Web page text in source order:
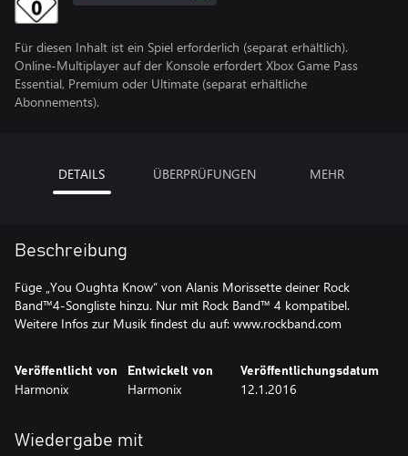
Für diesen Inhalt ist ein Spiel erforderlich (separat erhältlich).
Online-Multiplayer auf der Konsole erfordert Xbox Game Pass
Essential, Premium oder Ultimate (separat erhältliche
Abonnements).
DETAILS ÜBERPRÜFUNGEN MEHR
Beschreibung
Füge „You Oughta Know“ von Alanis Morissette deiner Rock
Band™4-Songliste hinzu. Nur mit Rock Band™ 4 kompatibel.
Weitere Infos zur Musik findest du auf: www.rockband.com
Veröffentlicht von
Harmonix
Entwickelt von
Harmonix
Veröffentlichungsdatum
12.1.2016
Wiedergabe mit